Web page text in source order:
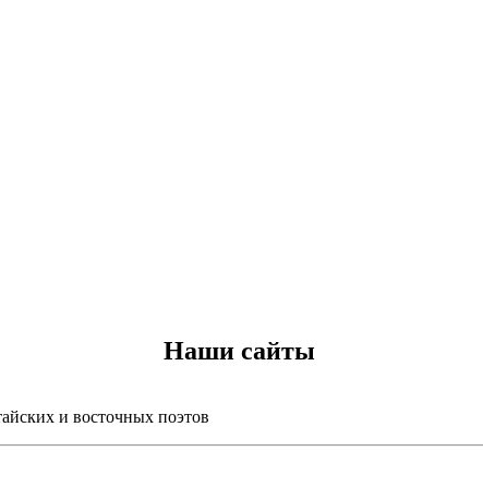
Наши сайты
и восточных поэтов